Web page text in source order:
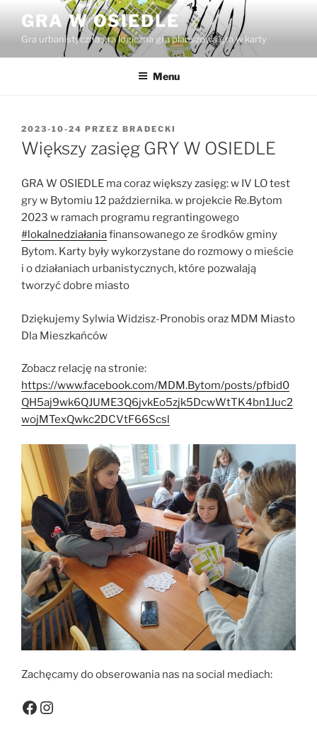
treści
GRA W OSIEDLE
Gra urbanistyczna gra logiczna gra planszowa gra w karty
Menu
OPUBLIKOWANE
W
2023-10-24 PRZEZ BRADECKI
Większy zasięg GRY W OSIEDLE
GRA W OSIEDLE ma coraz większy zasięg: w IV LO test
gry w Bytomiu 12 października. w projekcie Re.Bytom
2023 w ramach programu regrantingowego
#lokalnedziałaniafinansowanego ze środków gminy
Bytom. Karty były wykorzystane do rozmowy o mieście
i o działaniach urbanistycznych, które pozwalają
tworzyć dobre miasto
Dziękujemy Sylwia Widzisz-Pronobis oraz MDM Miasto
Dla Mieszkańców
Zobacz relację na stronie:
https://www.facebook.com/MDM.Bytom/posts/pfbid0
QH5aj9wk6QJUME3Q6jvkEo5zjk5DcwWtTK4bn1Juc2
wojMTexQwkc2DCVtF66Scsl
Zachęcamy do obserowania nas na social mediach:
Facebook
Instagram